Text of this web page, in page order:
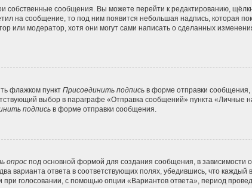
собственные сообщения. Вы можете перейти к редактированию,
на сообщение, то под ним появится небольшая надпись, которая
или модератор, хотя они могут сами написать о сделанных
флажком пункт Присоединить подписьв форме отправки сообщения,
выбор в параграфе «Отправка сообщений» пункта «Личные
подписьв форме отправки сообщения.
опроспод основной формой для создания сообщения, в зависимости
варианта ответа в соответствующих полях, убедившись, что каждый
при голосовании, с помощью опции «Вариантов ответа», период